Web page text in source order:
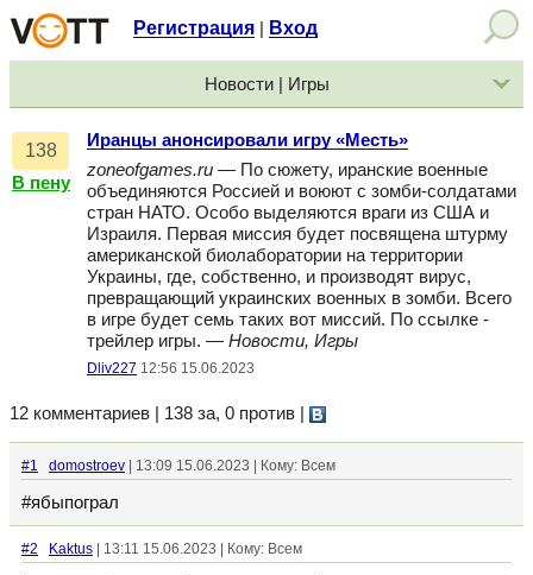
Регистрация Вход
Новости | Игры
138
В пену
Иранцы анонсировали игру «Месть»
zoneofgames.ru — По сюжету, иранские военные
объединяются Россией и воюют с зомби-солдатами
стран НАТО. Особо выделяются враги из США и
Израиля. Первая миссия будет посвящена штурму
американской биолаборатории на территории
Украины, где, собственно, и производят вирус,
превращающий украинских военных в зомби. Всего
в игре будет семь таких вот миссий. По ссылке -
трейлер игры. — Новости, Игры
Dliv227 12:56 15.06.2023
12 комментариев | 138 за, 0 против
#1 domostroev | 13:09 15.06.2023 | Кому: Всем
#ябыпограл
#2 Kaktus | 13:11 15.06.2023 | Кому: Всем